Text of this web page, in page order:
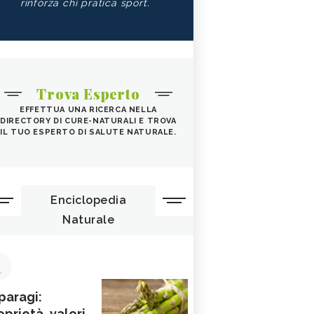
rinforza chi pratica sport.
Trova Esperto
EFFETTUA UNA RICERCA NELLA
DIRECTORY DI CURE-NATURALI E TROVA
IL TUO ESPERTO DI SALUTE NATURALE.
Enciclopedia
Naturale